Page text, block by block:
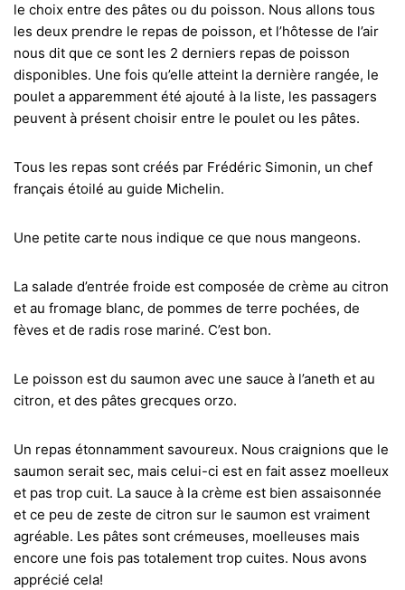
le choix entre des pâtes ou du poisson. Nous allons tous
les deux prendre le repas de poisson, et l’hôtesse de l’air
nous dit que ce sont les 2 derniers repas de poisson
disponibles. Une fois qu’elle atteint la dernière rangée, le
poulet a apparemment été ajouté à la liste, les passagers
peuvent à présent choisir entre le poulet ou les pâtes.
Tous les repas sont créés par Frédéric Simonin, un chef
français étoilé au guide Michelin.
Une petite carte nous indique ce que nous mangeons.
La salade d’entrée froide est composée de crème au citron
et au fromage blanc, de pommes de terre pochées, de
fèves et de radis rose mariné. C’est bon.
Le poisson est du saumon avec une sauce à l’aneth et au
citron, et des pâtes grecques orzo.
Un repas étonnamment savoureux. Nous craignions que le
saumon serait sec, mais celui-ci est en fait assez moelleux
et pas trop cuit. La sauce à la crème est bien assaisonnée
et ce peu de zeste de citron sur le saumon est vraiment
agréable. Les pâtes sont crémeuses, moelleuses mais
encore une fois pas totalement trop cuites. Nous avons
apprécié cela!